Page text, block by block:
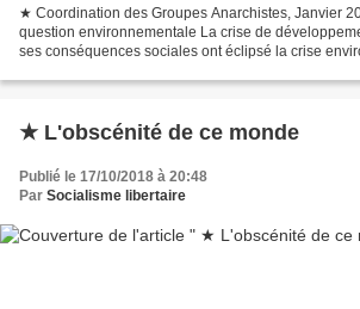
★ Coordination des Groupes Anarchistes, Janvier
question environnementale La crise de
ses conséquences sociales ont éclipsé la crise
★ L'obscénité de ce monde
Publié le 17/10/2018 à 20:48
Par Socialisme libertaire